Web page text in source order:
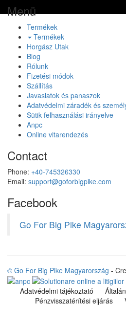
Menü
Termékek
Termékek
Horgász Utak
Blog
Rólunk
Fizetési módok
Szállítás
Javaslatok és panaszok
Adatvédelmi záradék és
Sütik felhasználási irányelve
Anpc
Online vitarendezés
Contact
Phone: +40-745326330
Email: support@goforbigpike.com
Facebook
Go For Big Pike
© Go For Big Pike Magyarország -
Adatvédelmi tájékoztató
Pénzvisszatérítési eljárás